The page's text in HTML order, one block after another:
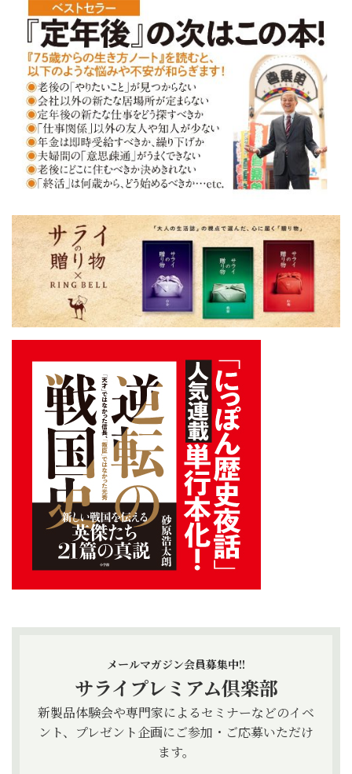
メールマガジン会員募集中!!
サライプレミアム倶楽部
新製品体験会や専門家によるセミナーなどのイベ
ント、プレゼント企画にご参加・ご応募いただけ
ます。